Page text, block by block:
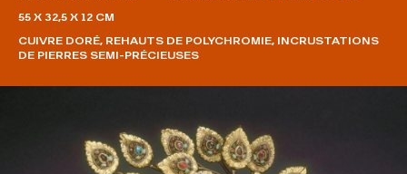
55 X 32,5 X 12 CM
CUIVRE DORÉ, REHAUTS DE POLYCHROMIE, INCRUSTATIONS
DE PIERRES SEMI-PRÉCIEUSES